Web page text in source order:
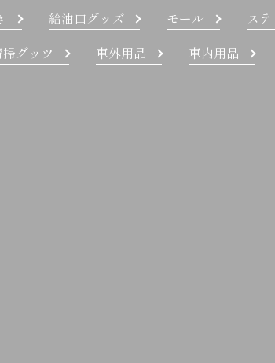
給油口グッズ モール
ス
掃グッツ 車外用品 車内用品